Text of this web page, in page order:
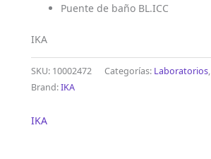
Puente de baño BL.ICC
IKA
SKU: 10002472 Categorías: Laboratorios,
Brand:IKA
IKA